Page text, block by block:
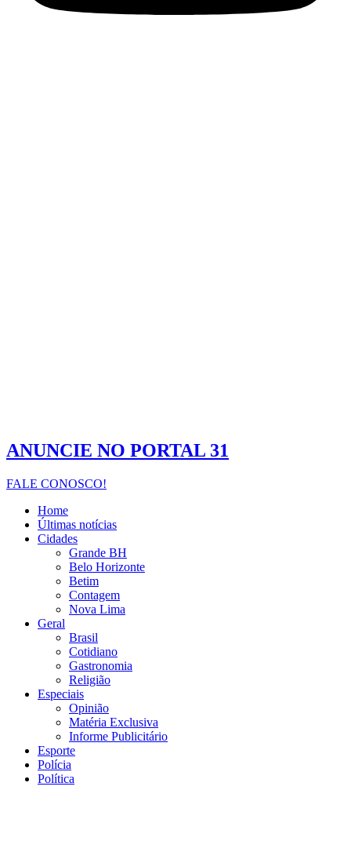
ANUNCIE NO PORTAL 31
FALE CONOSCO!
Home
Últimas notícias
Cidades
Grande BH
Belo Horizonte
Betim
Contagem
Nova Lima
Geral
Brasil
Cotidiano
Gastronomia
Religião
Especiais
Opinião
Matéria Exclusiva
Informe Publicitário
Esporte
Polícia
Política